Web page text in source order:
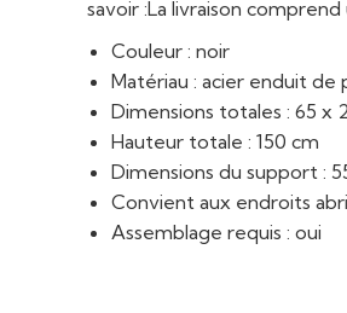
savoir :La livraison
Couleur : noir
Matériau : acier enduit de
Dimensions totales : 65 x
Hauteur totale : 150 cm
Dimensions du support :
Convient aux endroits
Assemblage requis : oui